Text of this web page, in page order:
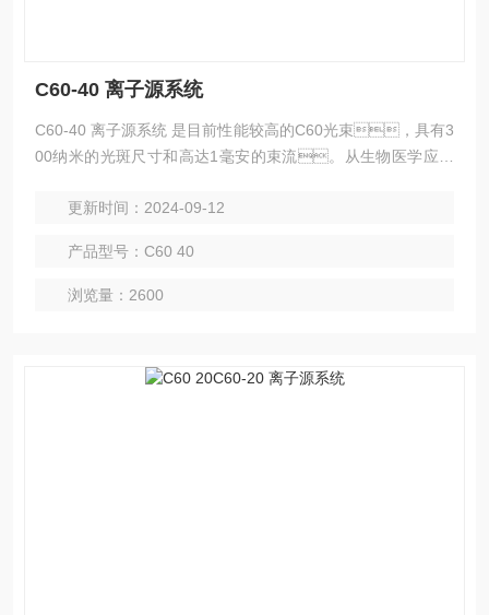
C60-40 离子源系统
C60-40 离子源系统 是目前性能较高的C60光束，具有3
00纳米的光斑尺寸和高达1毫安的束流。从生物医学应用
点。得益于与其他C60离子束相同的均匀溅
的精细斑点和更高的蚀刻率，是一种用于广泛应用的极其
强大的分析工具。
更新时间：2024-09-12
产品型号：C60 40
浏览量：2600